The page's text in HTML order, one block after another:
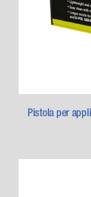
Pistola per